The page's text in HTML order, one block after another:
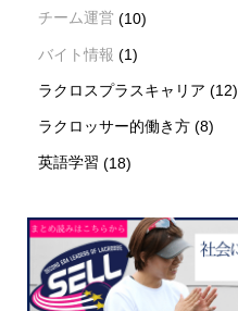
チーム運営 (10)
バイト情報 (1)
ラクロスプラスキャリア (12)
ラクロッサー的働き方 (8)
英語学習 (18)